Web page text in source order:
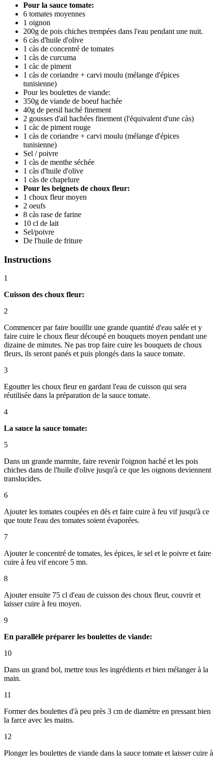
Pour la sauce tomate:
6 tomates moyennes
1 oignon
200g de pois chiches trempées dans l'eau pendant une nuit.
6 càs d'huile d'olive
1 càs de concentré de tomates
1 càs de curcuma
1 càc de piment
1 càs de coriandre + carvi moulu (mélange d'épices
tunisienne)
Pour les boulettes de viande:
350g de viande de boeuf hachée
40g de persil haché finement
2 gousses d'ail hachées finement (l'équivalent d'une càs)
1 càc de piment rouge
1 càs de coriandre + carvi moulu (mélange d'épices
tunisienne)
Sel / poivre
1 càs de menthe séchée
1 càs d'huile d'olive
1 càs de chapelure
Pour les beignets de choux fleur:
1 choux fleur moyen
2 oeufs
8 càs rase de farine
10 cl de lait
Sel/poivre
De l'huile de friture
Instructions
1
Cuisson des choux fleur:
2
Commencer par faire bouillir une grande quantité d'eau salée et y
faire cuire le choux fleur découpé en bouquets moyen pendant une
dizaine de minutes. Ne pas trop faire cuire les bouquets de choux
fleurs, ils seront panés et puis plongés dans la sauce tomate.
3
Egoutter les choux fleur en gardant l'eau de cuisson qui sera
réutilisée dans la préparation de la sauce tomate.
4
La sauce la sauce tomate:
5
Dans un grande marmite, faire revenir l'oignon haché et les pois
chiches dans de l'huile d'olive jusqu'à ce que les oignons deviennent
translucides.
6
Ajouter les tomates coupées en dés et faire cuire à feu vif jusqu'à ce
que toute l'eau des tomates soient évaporées.
7
Ajouter le concentré de tomates, les épices, le sel et le poivre et faire
cuire à feu vif encore 5 mn.
8
Ajouter ensuite 75 cl d'eau de cuisson des choux fleur, couvrir et
laisser cuire à feu moyen.
9
En parallèle préparer les boulettes de viande:
10
Dans un grand bol, mettre tous les ingrédients et bien mélanger à la
main.
11
Former des boulettes d'à peu près 3 cm de diamètre en pressant bien
la farce avec les mains.
12
Plonger les boulettes de viande dans la sauce tomate et laisser cuire à